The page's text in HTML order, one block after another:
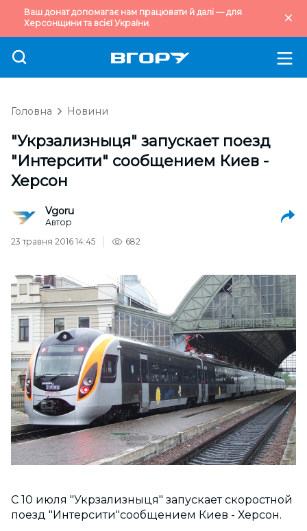
Ваш донат допомагає нам працювати й далі — для
Херсонщини та всієї України.
Головна Новини
"Укрзализныця" запускает поезд
"Интерсити" сообщением Киев -
Херсон
Vgoru
Автор
23 травня 2016 14:45
682
С 10 июля "Укрзализныця" запускает скоростной
поезд "Интерсити"сообщением Киев - Херсон.